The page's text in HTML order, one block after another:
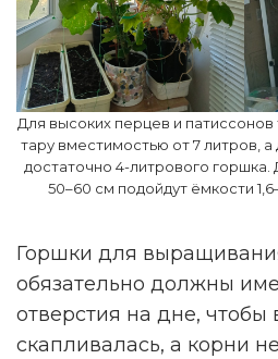
Для высоких перцев и
тару вместимостью от 7 литров,
достаточно 4-литрового
50–60 см подойдут ёмкости
Горшки для
обязательно должны
отверстия на дне, чтобы
скапливалась, а корни